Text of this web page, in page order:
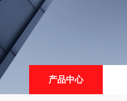
产品中心